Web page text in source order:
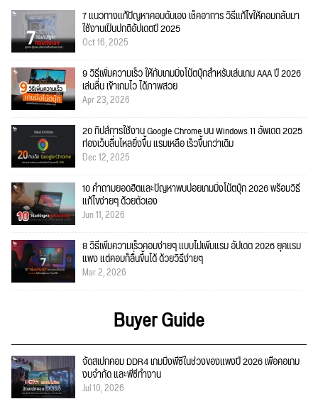
7 แนวทางแก้ปัญหาคอมดับเอง เช็คอาการ วิธีแก้ไขให้คอมกลับมา
ใช้งานเป็นปกติอัปเดตปี 2025
Oct 16, 2025
9 วิธีเพิ่มความเร็ว ให้กับเกมมิ่งโน้ตบุ๊กสำหรับเล่นเกม AAA ปี 2026
เล่นลื่น เข้าเกมไว ได้ภาพสวย
Apr 23, 2026
20 ทิปส์การใช้งาน Google Chrome บน Windows 11 อัพเดต 2025
ท่องเว็บลื่นไหลยิ่งขึ้น แรมเหลือ เร็วขึ้นกว่าเดิม
Dec 12, 2025
10 คำถามยอดฮิตและปัญหาพบบ่อยเกมมิ่งโน้ตบุ๊ก 2026 พร้อมวิธี
แก้ไขง่ายๆ ด้วยตัวเอง
Jun 11, 2026
8 วิธีเพิ่มความเร็วคอมง่ายๆ แบบไม่เพิ่มแรม อัปเดต 2026 ยุคแรม
แพง แต่คอมก็ลื่นขึ้นได้ ด้วยวิธีง่ายๆ
Mar 2, 2026
Buyer Guide
จัดสเปกคอม DDR4 เกมมิ่งพีซีในช่วงของแพงปี 2026 เพื่อคอเกม
งบจำกัด และพีซีทำงาน
Jul 10, 2026